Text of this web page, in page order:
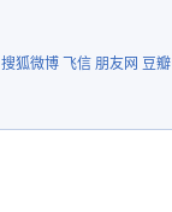
搜狐微博 飞信 朋友网 豆瓣